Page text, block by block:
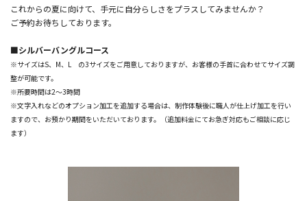
これからの夏に向けて、手元に自分らしさをプラスしてみませんか？
ご予約お待ちしております。
■シルバーバングルコース
※サイズはS、M、L の3サイズをご用意しておりますが、お客様の手首に合わせてサイズ調
整が可能です。
※所要時間は2～3時間
※文字入れなどのオプション加工を追加する場合は、制作体験後に職人が仕上げ加工を行い
ますので、お預かり期間をいただいております。（追加料金にてお急ぎ対応もご相談に応じ
ます）